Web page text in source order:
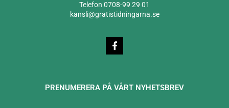
Telefon 0708-99 29 01
kansli@gratistidningarna.se
PRENUMERERA PÅ VÅRT NYHETSBREV